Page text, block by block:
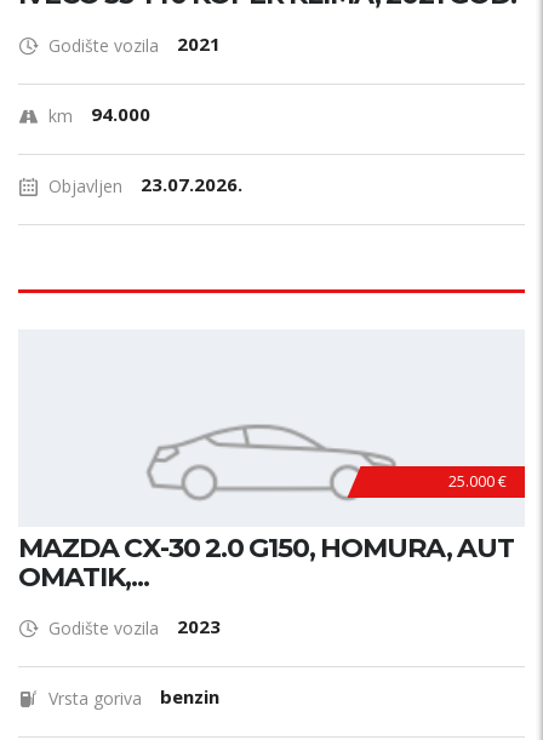
Godište vozila 2021
km 94.000
Objavljen 23.07.2026.
25.000 €
MAZDA CX-30 2.0 G150, HOMURA, AUT
OMATIK,...
Godište vozila 2023
Vrsta goriva benzin